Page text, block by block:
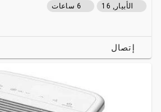
الأبيار, 16
6 ساعات
إتصال